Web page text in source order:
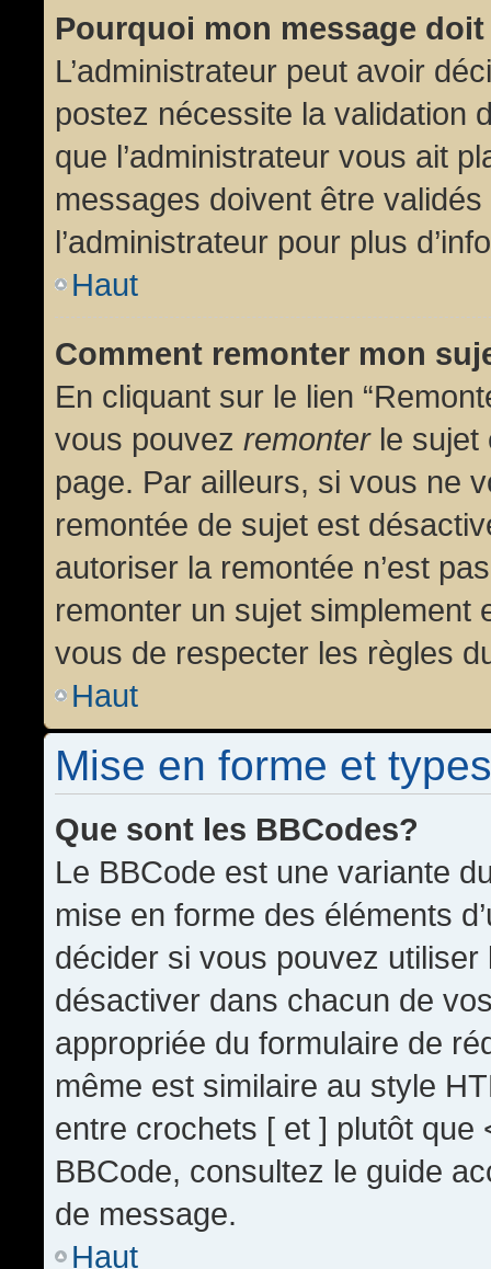
Pourquoi mon message
L’administrateur peut avoir
postez nécessite la validation
que l’administrateur vous ait
messages doivent être
l’administrateur pour plus
Haut
Comment remonter mon
En cliquant sur le lien
vous pouvez remonterle sujet
page. Par ailleurs, si vous ne
remontée de sujet est
autoriser la remontée n’est
remonter un sujet simplement
vous de respecter les règles
Haut
Mise en forme et
Que sont les BBCodes?
Le BBCode est une variante
mise en forme des éléments
décider si vous pouvez
désactiver dans chacun de
appropriée du formulaire de
même est similaire au style
entre crochets [ et ] plutôt que
BBCode, consultez le guide
de message.
Haut